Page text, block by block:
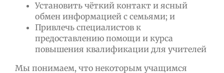
Установить чёткий контакт и ясный
обмен информацией с семьями; и
Привлечь специалистов к
предоставлению помощи и курса
повышения квалификации для учителей
Мы понимаем, что некоторым учащимся